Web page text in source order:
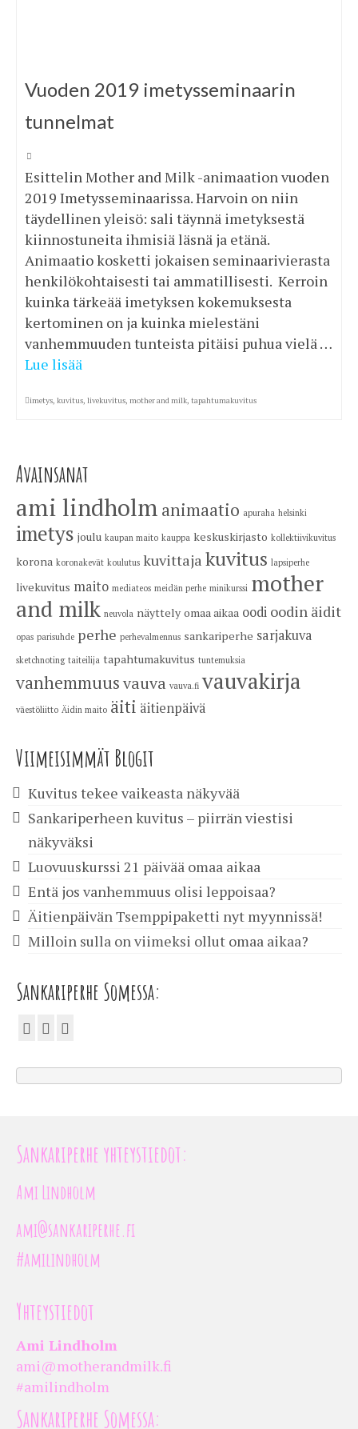
Vuoden 2019 imetysseminaarin
tunnelmat
Esittelin Mother and Milk -animaation vuoden
2019 Imetysseminaarissa. Harvoin on niin
täydellinen yleisö: sali täynnä imetyksestä
kiinnostuneita ihmisiä läsnä ja etänä.
Animaatio kosketti jokaisen seminaarivierasta
henkilökohtaisesti tai ammatillisesti. Kerroin
kuinka tärkeää imetyksen kokemuksesta
kertominen on ja kuinka mielestäni
vanhemmuuden tunteista pitäisi puhua vielä …
Lue lisää
imetys, kuvitus, livekuvitus, mother and milk, tapahtumakuvitus
Avainsanat
ami lindholm animaatio apuraha helsinki
imetys joulu kaupan maito kauppa keskuskirjasto kollektiivikuvitus
korona koronakevät koulutus kuvittaja kuvitus lapsiperhe
livekuvitus maito mediateos meidän perhe minikurssi mother
and milk neuvola näyttely omaa aikaa oodi oodin äidit
opas parisuhde perhe perhevalmennus sankariperhe sarjakuva
sketchnoting taiteilija tapahtumakuvitus tuntemuksia
vanhemmuusvauva vauva.fi vauvakirja
väestöliitto Äidin maito äiti äitienpäivä
Viimeisimmät Blogit
Kuvitus tekee vaikeasta näkyvää
Sankariperheen kuvitus – piirrän viestisi
näkyväksi
Luovuuskurssi 21 päivää omaa aikaa
Entä jos vanhemmuus olisi leppoisaa?
Äitienpäivän Tsemppipaketti nyt myynnissä!
Milloin sulla on viimeksi ollut omaa aikaa?
Sankariperhe Somessa:
Sankariperhe yhteystiedot:
Ami Lindholm
ami@sankariperhe.fi
#amilindholm
Yhteystiedot
Ami Lindholm
ami@motherandmilk.fi
#amilindholm
Sankariperhe Somessa: